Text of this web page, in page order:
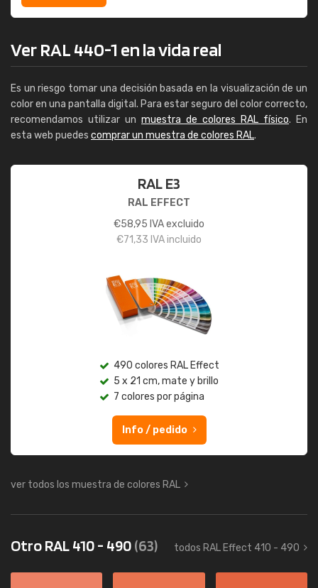
Ver RAL 440-1 en la vida real
Es un riesgo tomar una decisión basada en la visualización de un
color en una pantalla digital. Para estar seguro del color correcto,
recomendamos utilizar un muestra de colores RAL físico. En
esta web puedes comprar un muestra de colores RAL.
RAL E3
RAL EFFECT
€58,95 IVA excluido
€71,33 IVA incluido
490 colores RAL Effect
5 x 21 cm, mate y brillo
7 colores por página
Info / pedido
ver todos los muestra de colores RAL
Otro RAL 410 - 490(63) todos RAL Effect 410 - 490